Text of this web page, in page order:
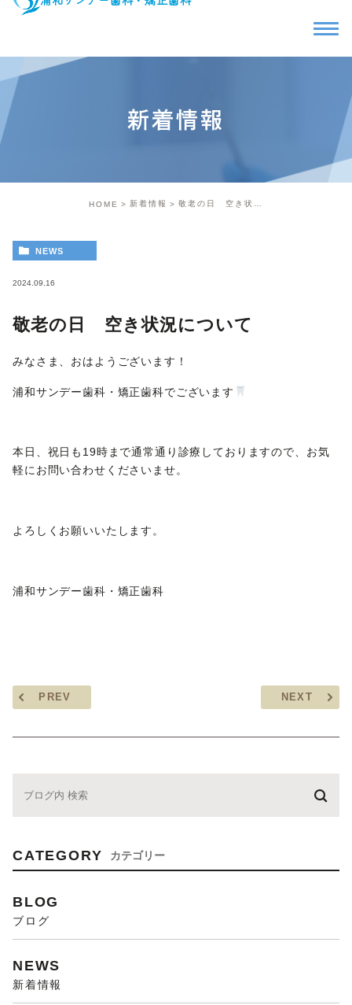
新着情報
HOME 新着情報 敬老の日 空き状況について
NEWS
2024.09.16
敬老の日 空き状況について
みなさま、おはようございます！
浦和サンデー歯科・矯正歯科でございます
本日、祝日も19時まで通常通り診療しておりますので、お気
軽にお問い合わせくださいませ。
よろしくお願いいたします。
浦和サンデー歯科・矯正歯科
PREV NEXT
CATEGORY カテゴリー
BLOG
ブログ
NEWS
新着情報